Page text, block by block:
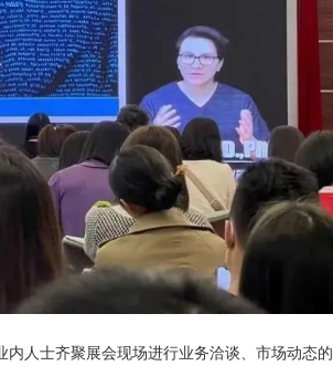
人士齐聚展会现场进行业务洽谈、市场动态的